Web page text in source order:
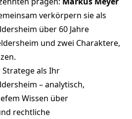
verkörpern sie als
über 60 Jahre
und zwei Charaktere,
Stratege als Ihr
– analytisch,
Wissen über
rechtliche